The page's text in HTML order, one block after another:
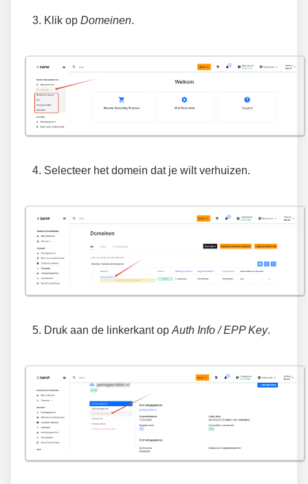
Klik op Domeinen.
Selecteer het domein dat je wilt verhuizen.
Druk aan de linkerkant op Auth Info / EPP Key.